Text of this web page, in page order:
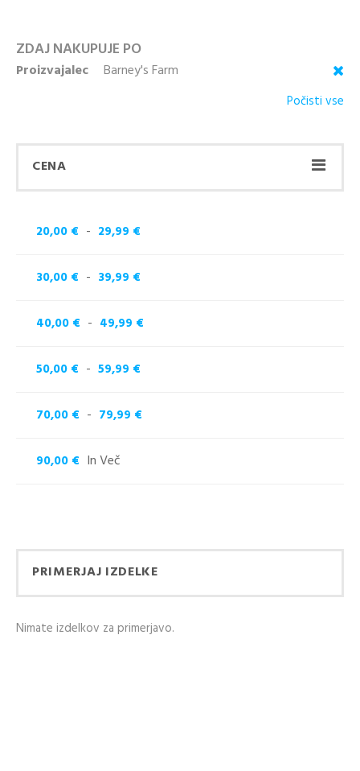
ZDAJ NAKUPUJE PO
Proizvajalec Barney's Farm
Počisti vse
CENA
20,00 € - 29,99 €
30,00 € - 39,99 €
40,00 € - 49,99 €
50,00 € - 59,99 €
70,00 € - 79,99 €
90,00 € In Več
PRIMERJAJ IZDELKE
Nimate izdelkov za primerjavo.
KUPITE KOT NOV
veliko prednosti:
Ogled stanja
Zgodovina slednja
RAČUNA